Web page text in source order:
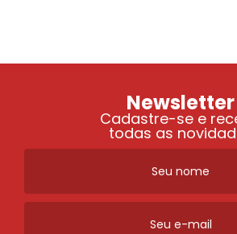
Newsletter
Cadastre-se e
todas as